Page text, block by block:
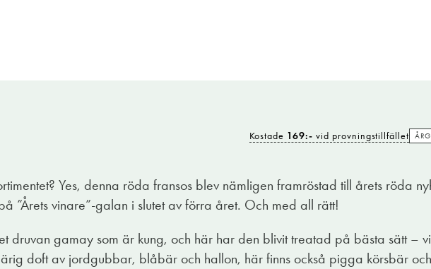
Kostade 169:- vid provningstillfället
Yes, denna röda fransos blev nämligen framröstad till årets röda
”Årets vinare”-galan i slutet av förra året. Och med all rätt!
druvan gamay som är kung, och här har den blivit treatad på bästa sätt –
doft av jordgubbar, blåbär och hallon, här finns också pigga körsbär
en sanning med modifikation och här är ett tydligt bevis på det. Efter
mognad och nyansrikedom. Bärigheten har övergått i frukt med
och charm har doft och smak berikats med pondus och elegans.